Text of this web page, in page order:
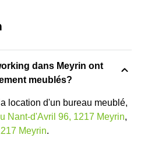
dans Meyrin ont
meublés?
location d'un bureau meublé,
Nant-d'Avril 96, 1217 Meyrin,
Meyrin.